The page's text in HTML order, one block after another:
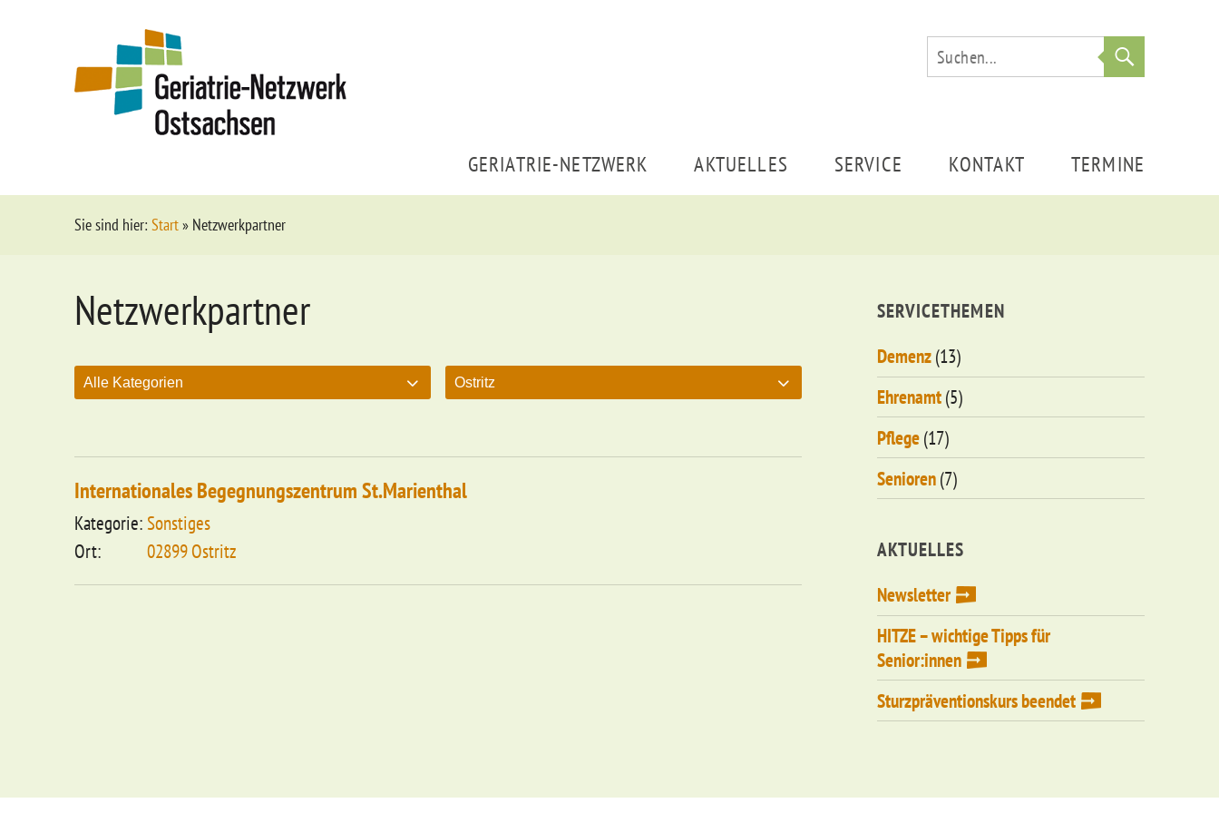
GERIATRIE-NETZWERK AKTUELLES SERVICE KONTAKT TERMINE
Sie sind hier: Start» Netzwerkpartner
Netzwerkpartner
Internationales Begegnungszentrum St.Marienthal
Sonstiges
02899 Ostritz
SERVICETHEMEN
Demenz(13)
Ehrenamt(5)
Pflege(17)
Senioren(7)
AKTUELLES
Newsletter
HITZE – wichtige Tipps für
Senior:innen
Sturzpräventionskurs beendet